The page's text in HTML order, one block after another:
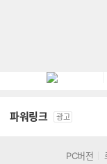
파워링크 광고
PC버전